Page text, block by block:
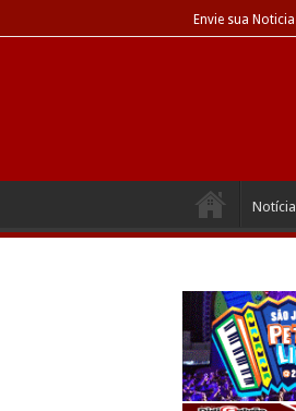
Envie sua Noticia
Notícia